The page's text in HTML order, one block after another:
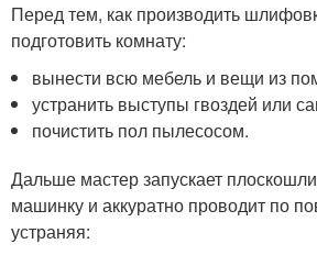
Перед тем, как производить
подготовить комнату:
вынести всю мебель и вещи из
устранить выступы гвоздей или
почистить пол пылесосом.
Дальше мастер запускает
машинку и аккуратно проводит по
устраняя: